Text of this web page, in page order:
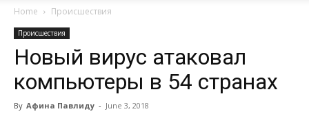
Home Происшествия
Происшествия
Новый вирус атаковал
компьютеры в 54 странах
By Афина Павлиду - June 3, 2018